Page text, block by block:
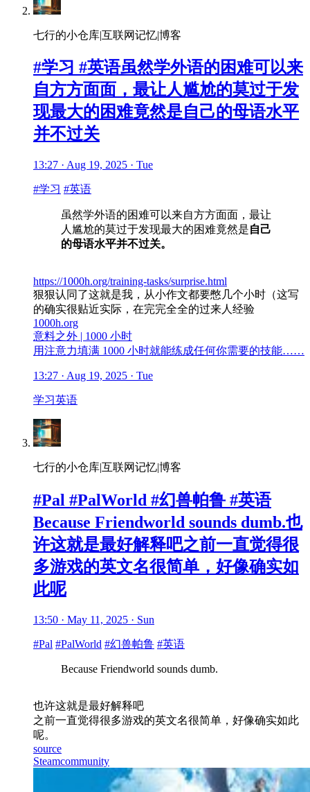
七行的小仓库|互联网记忆|博客
#学习 #英语虽然学外语的困难可以来
自方方面面，最让人尴尬的莫过于发
现最大的困难竟然是自己的母语水平
并不过关
13:27 · Aug 19, 2025 · Tue
#学习 #英语
虽然学外语的困难可以来自方方面面，最让
人尴尬的莫过于发现最大的困难竟然是自己
的母语水平并不过关。
https://1000h.org/training-tasks/surprise.html
狠狠认同了这就是我，从小作文都要憋几个小时（这写
的确实很贴近实际，在完完全全的过来人经验
1000h.org
意料之外 | 1000 小时
用注意力填满 1000 小时就能练成任何你需要的技能……
13:27 · Aug 19, 2025 · Tue
学习英语
七行的小仓库|互联网记忆|博客
#Pal #PalWorld #幻兽帕鲁 #英语
Because Friendworld sounds dumb.也
许这就是最好解释吧之前一直觉得很
多游戏的英文名很简单，好像确实如
此呢
13:50 · May 11, 2025 · Sun
#Pal #PalWorld #幻兽帕鲁 #英语
Because Friendworld sounds dumb.
也许这就是最好解释吧
之前一直觉得很多游戏的英文名很简单，好像确实如此
呢。
source
Steamcommunity